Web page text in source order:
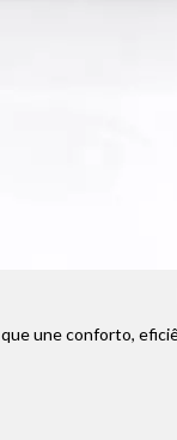
une conforto,